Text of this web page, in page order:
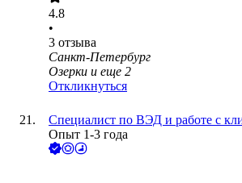
4.8
•
3 отзыва
Санкт-Петербург
Озерки и еще 2
Откликнуться
Специалист по ВЭД и работе с
Опыт 1-3 года